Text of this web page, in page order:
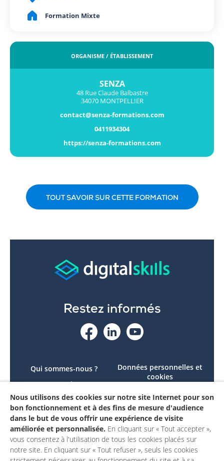
Formation Mixte
ORGANISME / ÉTABLISSEMENT
SENZA
48 Rue Claude Balbastre
34070 MONTPELLIER
contact@senza-formations.com
0411934304
https://senza-formations.com
TOUT SAVOIR SUR CETTE FORMATION
Restez informés
Qui sommes-nous ?
Le projet
Contactez-nous
Mon compte
Données personnelles et
cookies
conforme
Mentions légales
Nous utilisons des cookies sur notre site Internet pour son
bon fonctionnement et à des fins de mesure d'audience
dans le but de vous offrir une expérience de visite
améliorée et personnalisée. En cliquant sur « Tout accepter »,
vous consentez à l'utilisation de tous les cookies placés sur
notre site. En cliquant sur « Tout refuser », seuls les cookies